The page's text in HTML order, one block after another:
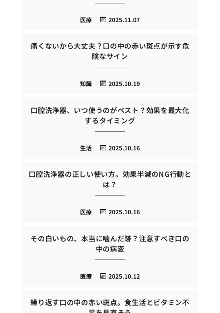
2025.11.07
医療
痛くないから大丈夫？口の中の赤い斑点が示す危
険なサイン
2025.10.19
知識
口腔洗浄器、いつ使うのがベスト？効果を最大化
するタイミング
2025.10.16
生活
口腔洗浄器の正しい使い方。効果半減のNG行動と
は？
2025.10.16
医療
その白いもの、本当に噛んだ跡？注意すべき口の
中の病変
2025.10.12
医療
繰り返す口の中の赤い斑点。食生活とビタミン不